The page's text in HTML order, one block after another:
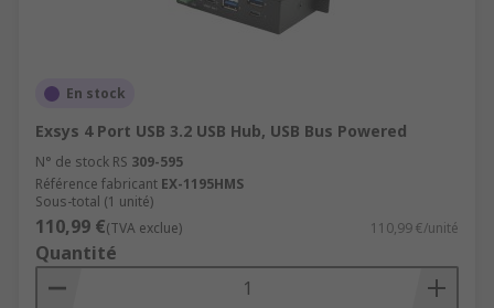
En stock
Exsys 4 Port USB 3.2 USB Hub, USB Bus Powered
N° de stock RS 309-595
Référence fabricant EX-1195HMS
Sous-total (1 unité)
110,99 €(TVA exclue) 110,99 €/unité
Quantité